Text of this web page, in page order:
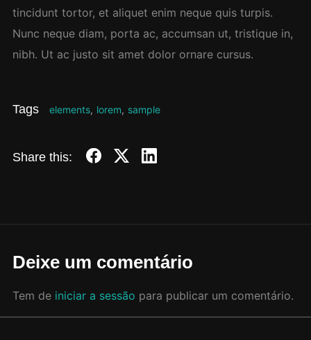
tincidunt tortor, et aliquet enim neque quis turpis.
Nunc neque diam, porta ac, accumsan ut, tristique in,
nibh. Ut ac justo sit amet dolor ornare cursus.
Tags elements, lorem, sample
Share this:
Deixe um comentário
Tem de iniciar a sessão para publicar um comentário.